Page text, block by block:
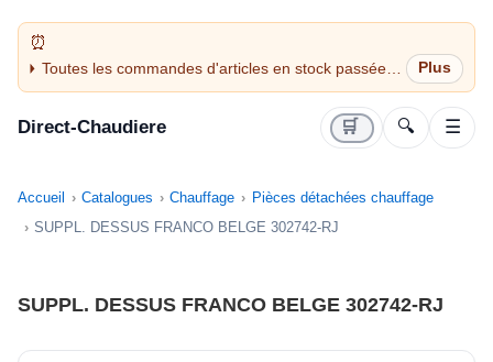
Toutes les commandes d'articles en stock passées
avant 14H sont expédiées le jour même (jours
Direct-Chaudiere 🛒 🔍 ☰
Accueil Catalogues Chauffage
Pièces détachées chauffage
SUPPL. DESSUS FRANCO BELGE 302742-RJ
SUPPL. DESSUS FRANCO BELGE 302742-RJ